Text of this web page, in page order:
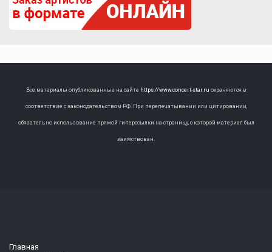
Все материалы опубликованные на сайте https://www.concert-star.ru охраняются в
соответствие с законодательством РФ. При перепечатывании или цитировании,
обязательно использование прямой гиперссылки на страницу, с которой материал был
заимствован.
Главная